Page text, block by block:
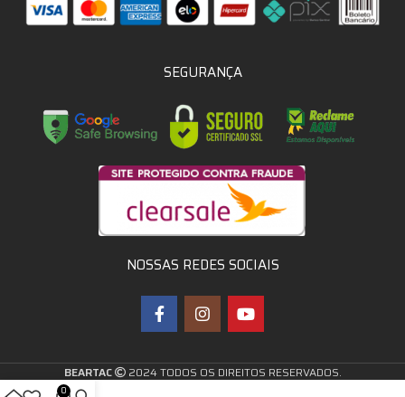
SEGURANÇA
NOSSAS REDES SOCIAIS
BEARTAC 2024 TODOS OS DIREITOS RESERVADOS.
0